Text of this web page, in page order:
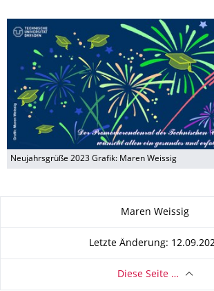
Neujahrsgrüße 2023 Grafik: Maren Weissig
Maren Weissig
Letzte Änderung:
Diese Seite …